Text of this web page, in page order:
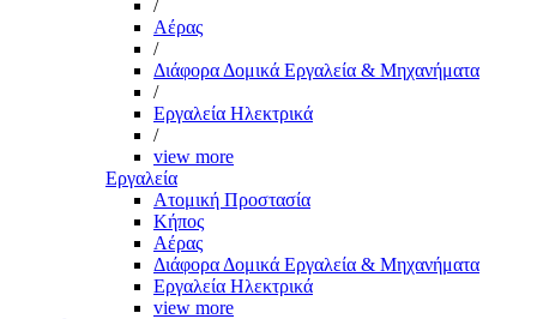
/
Αέρας
/
Διάφορα Δομικά Εργαλεία & Μηχανήματα
/
Εργαλεία Ηλεκτρικά
/
view more
Εργαλεία
Aτομική Προστασία
Kήπος
Αέρας
Διάφορα Δομικά Εργαλεία & Μηχανήματα
Εργαλεία Ηλεκτρικά
view more